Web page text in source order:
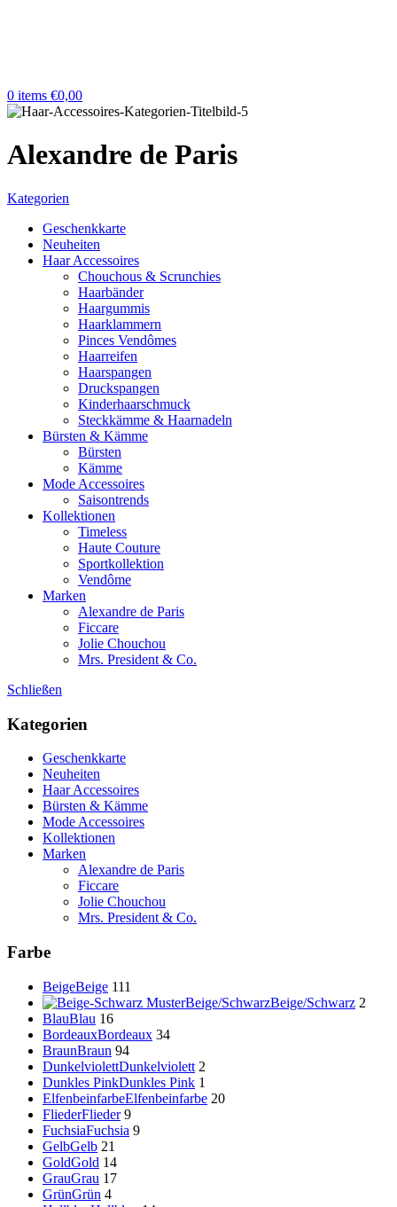
0 items €0,00
Alexandre de Paris
Kategorien
Geschenkkarte
Neuheiten
Haar Accessoires
Chouchous & Scrunchies
Haarbänder
Haargummis
Haarklammern
Pinces Vendômes
Haarreifen
Haarspangen
Druckspangen
Kinderhaarschmuck
Steckkämme & Haarnadeln
Bürsten & Kämme
Bürsten
Kämme
Mode Accessoires
Saisontrends
Kollektionen
Timeless
Haute Couture
Sportkollektion
Vendôme
Marken
Alexandre de Paris
Ficcare
Jolie Chouchou
Mrs. President & Co.
Schließen
Kategorien
Geschenkkarte
Neuheiten
Haar Accessoires
Bürsten & Kämme
Mode Accessoires
Kollektionen
Marken
Alexandre de Paris
Ficcare
Jolie Chouchou
Mrs. President & Co.
Farbe
BeigeBeige 111
Beige/SchwarzBeige/Schwarz 2
BlauBlau 16
BordeauxBordeaux 34
BraunBraun 94
DunkelviolettDunkelviolett 2
Dunkles PinkDunkles Pink 1
ElfenbeinfarbeElfenbeinfarbe 20
FliederFlieder 9
FuchsiaFuchsia 9
GelbGelb 21
GoldGold 14
GrauGrau 17
GrünGrün 4